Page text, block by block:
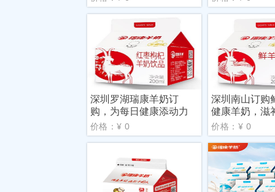
深圳罗湖瑞康羊奶订
购，为每日健康添动力
价格：¥ 0
深圳南山订购
健康羊奶，滋
价格：¥ 0